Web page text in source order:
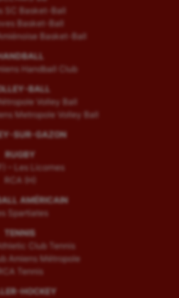
SC Basket-Ball
Basket-Ball
Basket-Ball
Handball Club
BALL
Volley Ball
Metropole Volley Ball
SUR-GAZON
RUGBY
– Les Licornes
RCA (H)
AMÉRICAIN
Spartiates
TENNIS
Club Tennis
Amiens Métropole
RCA Tennis
HOCKEY